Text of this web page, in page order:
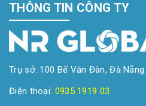
THÔNG TIN CÔNG TY
Trụ sở: 100 Bế Văn Đàn, Đà Nẵng.
Điện thoại: 0935 1919 03